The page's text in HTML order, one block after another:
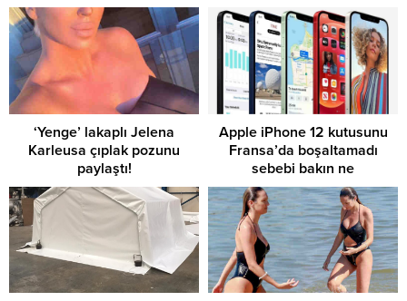
‘Yenge’ lakaplı Jelena
Karleusa çıplak pozunu
paylaştı!
Apple iPhone 12 kutusunu
Fransa’da boşaltamadı
sebebi bakın ne